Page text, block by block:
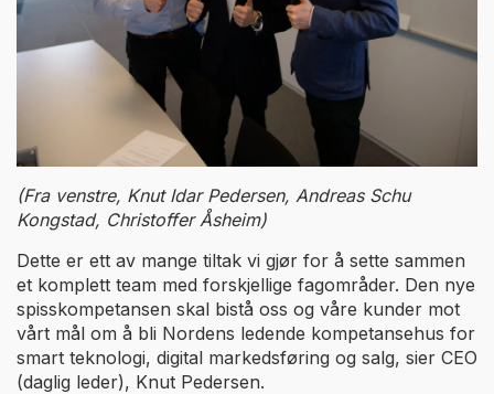
(Fra venstre, Knut Idar Pedersen, Andreas Schu
Kongstad, Christoffer Åsheim)
Dette er ett av mange tiltak vi gjør for å sette sammen
et komplett team med forskjellige fagområder. Den nye
spisskompetansen skal bistå oss og våre kunder mot
vårt mål om å bli Nordens ledende kompetansehus for
smart teknologi, digital markedsføring og salg, sier CEO
(daglig leder), Knut Pedersen.